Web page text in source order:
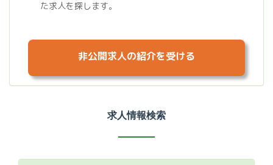
た求人を探します。
非公開求人の紹介を受ける
求人情報検索